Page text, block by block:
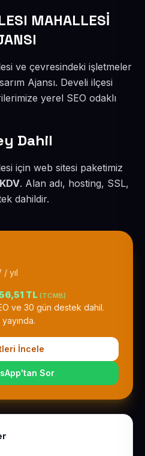
MAHALLESİ
ve çevresindeki işletmeler
Ajansı. Develi ilçesi
yerel SEO odaklı
Dahil
için web sitesi paketimiz
. Alan adı, hosting, SSL,
dahildir.
/ yıl
TL (TCMB)
ve 30 gün destek dahil.
İncele
Sor